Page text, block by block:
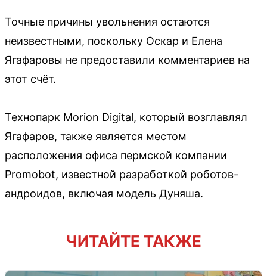
Точные причины увольнения остаются
неизвестными, поскольку Оскар и Елена
Ягафаровы не предоставили комментариев на
этот счёт.
Технопарк Morion Digital, который возглавлял
Ягафаров, также является местом
расположения офиса пермской компании
Promobot, известной разработкой роботов-
андроидов, включая модель Дуняша.
ЧИТАЙТЕ ТАКЖЕ